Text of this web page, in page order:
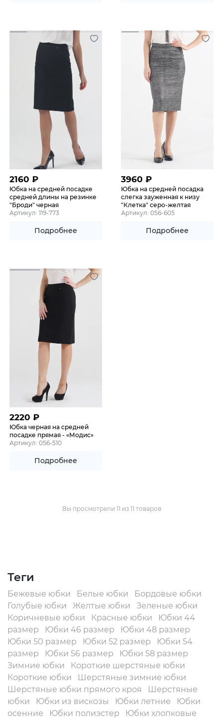
2160 ₽
Юбка на средней посадке
средней длины на резинке
"Броди" черная
Артикул: 119-773
Подробнее
3960 ₽
Юбка на средней посадка
слегка зауженная к низу
"Клетка" серо-желтая
Артикул: 056-605
Подробнее
2220 ₽
Юбка черная на средней
посадке прямая - «Модис»
Артикул: 056-510
Подробнее
Вы просмотрели 11 из 11 товаров
Теги
Бежевые юбки Белые юбки
Бордовые юбки
Голубые юбки
Желтые юбки
Зеленые юбки
Коричневые юбки
Красные юбки
Юбки 44
размер
Юбки 46 размер
Юбки 48 размер
Юбки 50 размер
Юбки 52 размер
Юбки 54
размер
Юбки 56 размер
Юбки 58 размер
Зимние юбки
Короткие шерстяные юбки
Короткие юбки
Шерстяные зимние юбки
Шерстяные юбки прямого кроя
Шерстяные
юбки
Юбки из вискозы Юбки летние
Юбки
осенние
Юбки полиэстер Юбки хлопковые